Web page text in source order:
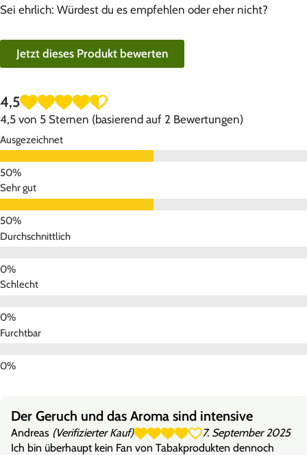
Sei ehrlich: Würdest du es empfehlen oder eher nicht?
Jetzt dieses Produkt bewerten
4,5
4,5 von 5 Sternen (basierend auf 2 Bewertungen)
Ausgezeichnet
Sehr gut
Durchschnittlich
Schlecht
Furchtbar
Der Geruch und das Aroma sind intensive
Andreas (Verifizierter Kauf)
7. September 2025
Ich bin überhaupt kein Fan von Tabakprodukten dennoch